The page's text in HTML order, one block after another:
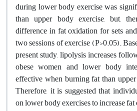
during lower body exercise was
than upper body exercise, but,
difference in fat oxidation for sets
two sessions of exercise (P>0.05).
present study, lipolysis increases
obese women and lower body
effective when burning fat than
Therefore, it is suggested that
on lower body exercises to increase